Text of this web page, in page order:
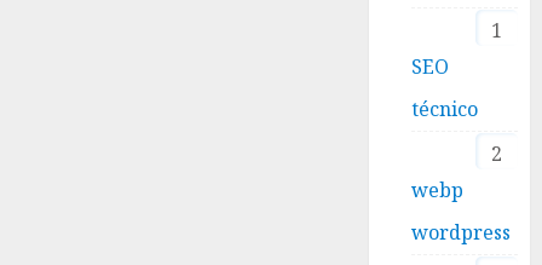
1
SEO
técnico
2
webp
wordpress